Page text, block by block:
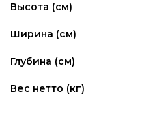
Высота (см)
Ширина (см)
Глубина (см)
Вес нетто (кг)